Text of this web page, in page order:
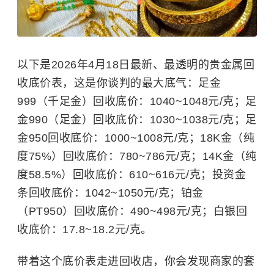
以下是2026年4月18日最新、最透明的贵金属回
收底价表，这是你谈判的最大底气：足金
999（千足金）回收底价：1040~1048元/克；足
金990（足金）回收底价：1030~1038元/克；足
金950回收底价：1000~1008元/克；18K金（纯
度75%）回收底价：780~786元/克；14K金（纯
度58.5%）回收底价：610~616元/克； 投资金
条 回收底价：1042~1050元/克；铂金
（PT950）回收底价：490~498元/克；白银回
收底价：17.8~18.2元/克。
带着这个底价表走进回收店，你会发现商家的套